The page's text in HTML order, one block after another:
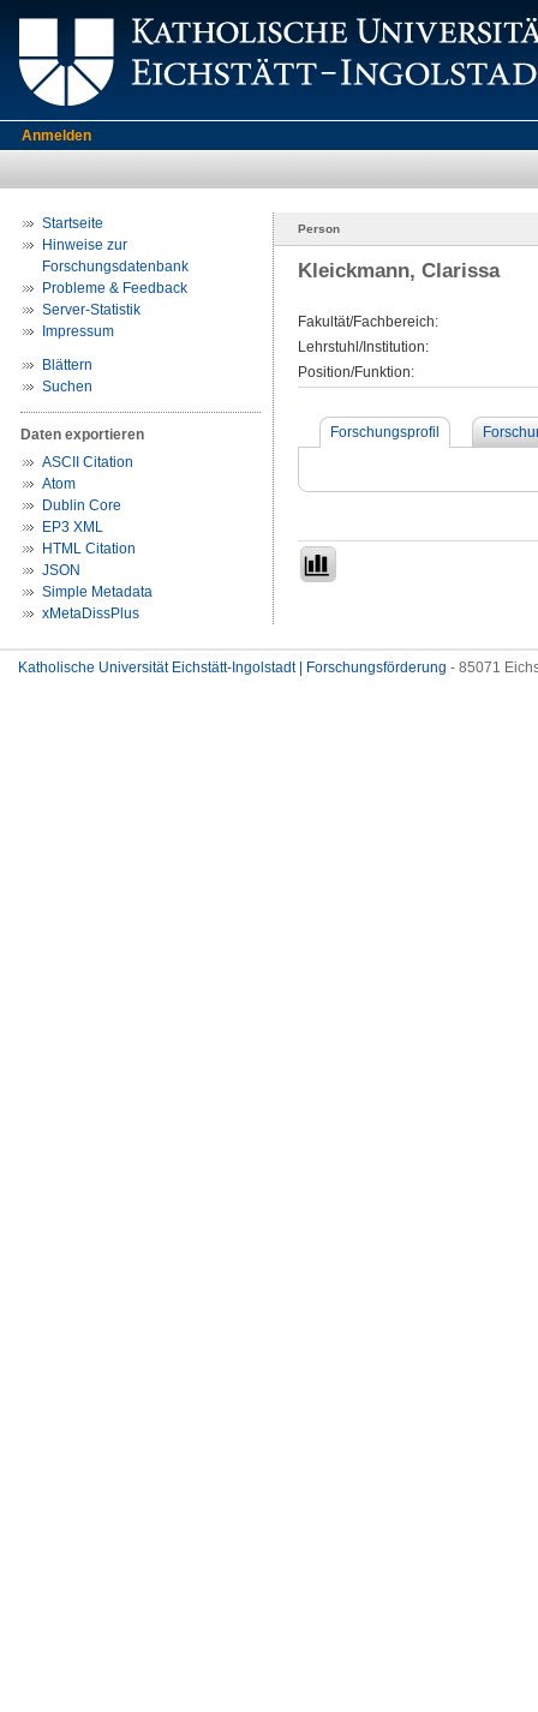
Anmelden
Startseite
Hinweise zur
Forschungsdatenbank
Probleme & Feedback
Server-Statistik
Impressum
Blättern
Suchen
Daten exportieren
ASCII Citation
Atom
Dublin Core
EP3 XML
HTML Citation
JSON
Simple Metadata
xMetaDissPlus
Person
Kleickmann, Clarissa
Fakultät/Fachbereich:
Lehrstuhl/Institution:
Position/Funktion:
Forschungsprofil
Katholische Universität Eichstätt-Ingolstadt | Forschungsförderung - 85071